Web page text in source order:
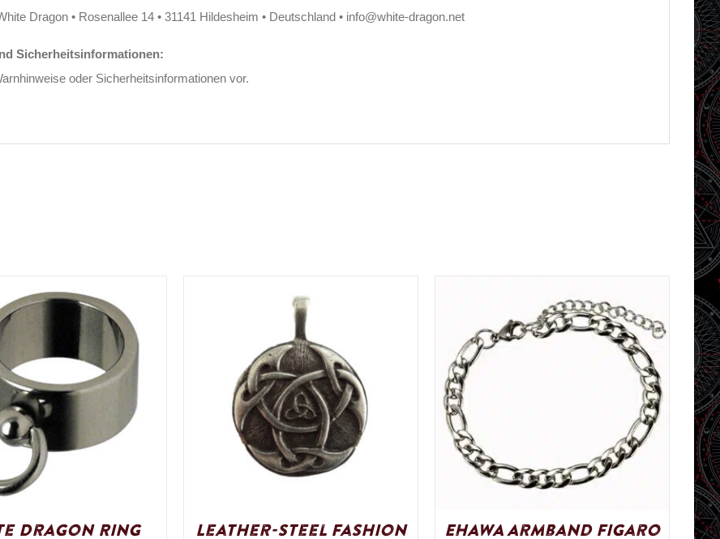
Dragon • Rosenallee 14 • 31141 Hildesheim • Deutschland • info@white-dragon.net
Sicherheitsinformationen:
oder Sicherheitsinformationen vor.
Dragon Ring
Leather-Steel Fashion
EHAWA Armband Figaro